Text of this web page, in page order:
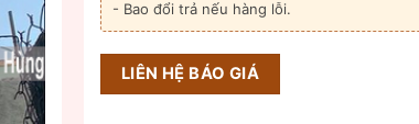
- Bao đổi trả nếu hàng lỗi.
LIÊN HỆ BÁO GIÁ